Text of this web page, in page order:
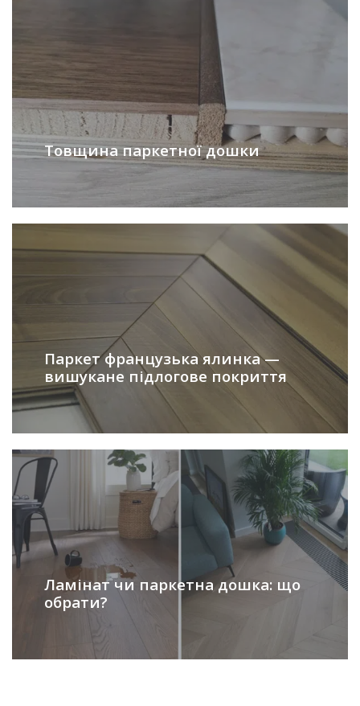
Товщина паркетної дошки
Паркет французька ялинка —
вишукане підлогове покриття
Ламінат чи паркетна дошка: що
обрати?